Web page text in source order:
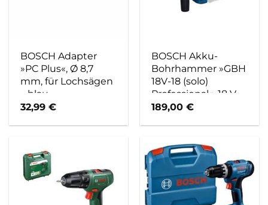
BOSCH Adapter
»PC Plus«, Ø 8,7
mm, für Lochsägen
– blau
32,99€
BOSCH Akku-
Bohrhammer »GBH
18V-18 (solo)
Professional«, 18 V,
ohne Akku und
189,00€